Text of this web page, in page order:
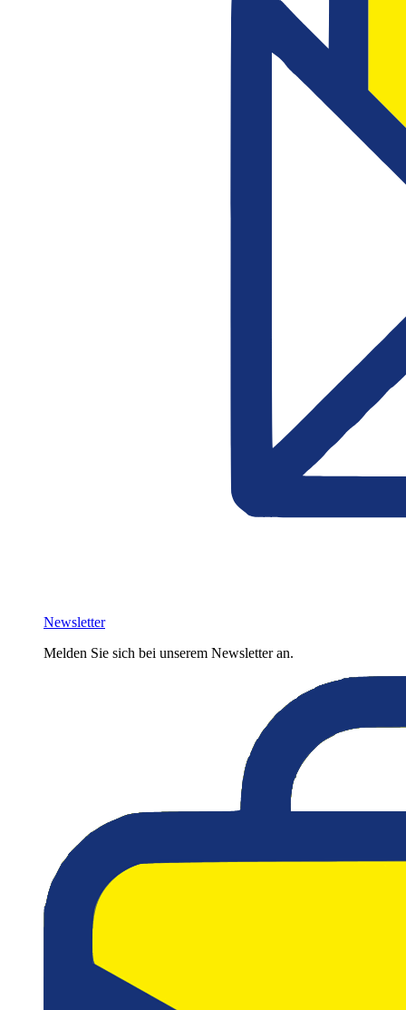
Newsletter
Melden Sie sich bei unserem Newsletter an.